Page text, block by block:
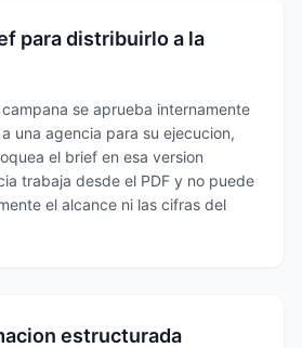
para distribuirlo a la
se aprueba internamente
una agencia para su ejecucion,
el brief en esa version
trabaja desde el PDF y no puede
el alcance ni las cifras del
estructurada